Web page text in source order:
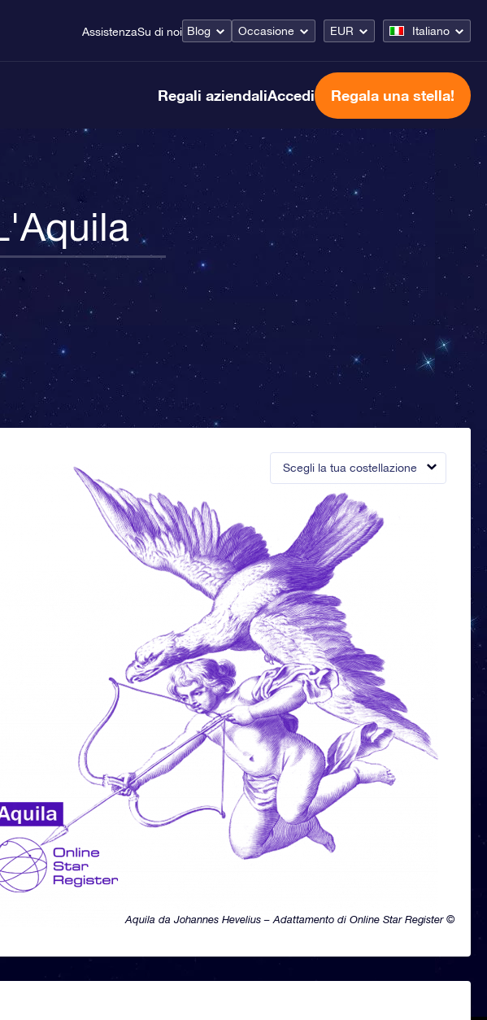
AssistenzaSu di noi Blog Occasione EUR Italiano
Regali aziendaliAccedi Regala una stella!
Scegli la tua costellazione
Aquila da Johannes Hevelius – Adattamento di Online Star Register ©